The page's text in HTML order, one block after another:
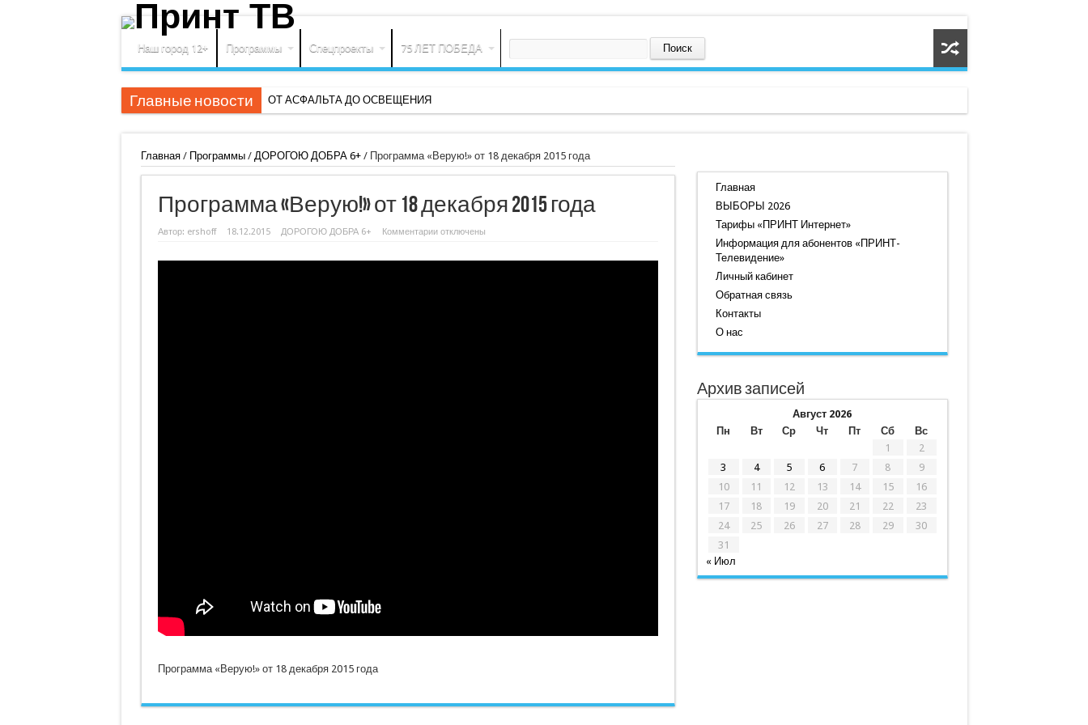
Наш город 12+ Программы Спецпроекты 75 ЛЕТ ПОБЕДА
Главные новости ОТ АСФАЛЬТА ДО ОСВЕЩЕНИЯ
Главная/ Программы/ ДОРОГОЮ ДОБРА 6+/ Программа «Верую!» от 18 декабря 2015 года
Программа «Верую!» от 18 декабря 2015 года
Автор: ershoff 18.12.2015 ДОРОГОЮ ДОБРА 6+ Комментариик
«Верую!»
отключены
Программа «Верую!» от 18 декабря 2015 года
Главная
ВЫБОРЫ 2026
Тарифы «ПРИНТ Интернет»
Информация для абонентов «ПРИНТ-
Телевидение»
Личный кабинет
Обратная связь
Контакты
О нас
Архив записей
Август 2026
Пн
Вт Ср Чт Пт Сб
Вс
1
2
3
4 5 6 7 8
9
10
11 12 13 14 15
16
17
18 19 20 21 22
23
24
25 26 27 28 29
30
31
« Июл